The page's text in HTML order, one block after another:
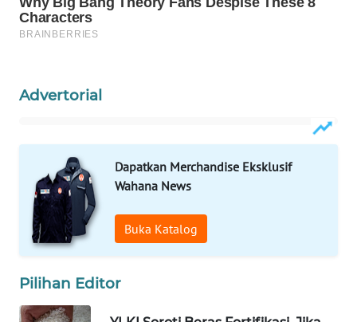
Advertorial
Dapatkan Merchandise Eksklusif
Wahana News
Buka Katalog
Pilihan Editor
WAHANANEWS
NET
SPORT
UMKM
WAHANA
SELEB
WAHANA
WAHANA